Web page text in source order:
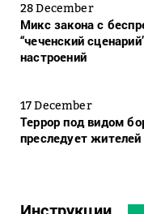
28 December
Микс закона с
“чеченский
настроений
17 December
Террор под видом
преследует